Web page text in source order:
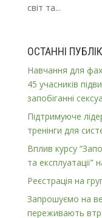
світ та...
ОСТАННІ
Навчання для
45 учасників
запобіганні
Підтримуюче
тренінги для
Вплив курсу
та експлуатації”
Реєстрація на
Запрошуємо на
переживають